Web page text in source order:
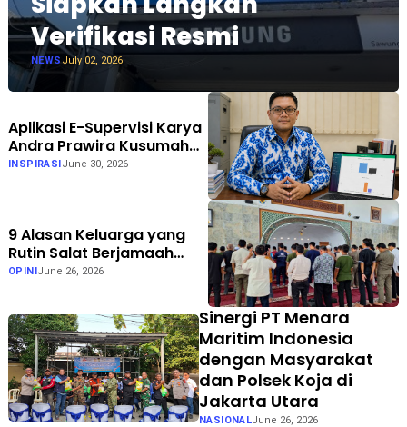
Verifikasi Resmi
NEWS July 02, 2026
Aplikasi E-Supervisi Karya
Andra Prawira Kusumah
Dukung Pendidikan Inklusif
INSPIRASIJune 30, 2026
9 Alasan Keluarga yang
Rutin Salat Berjamaah
Lebih Harmonis
OPINI June 26, 2026
Sinergi PT Menara
Maritim Indonesia
dengan Masyarakat
dan Polsek Koja di
Jakarta Utara
NASIONALJune 26, 2026